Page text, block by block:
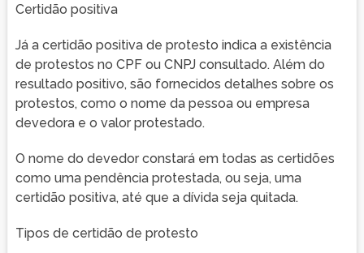
Certidão positiva
Já a certidão positiva de protesto indica a existência
de protestos no CPF ou CNPJ consultado. Além do
resultado positivo, são fornecidos detalhes sobre os
protestos, como o nome da pessoa ou empresa
devedora e o valor protestado.
O nome do devedor constará em todas as certidões
como uma pendência protestada, ou seja, uma
certidão positiva, até que a dívida seja quitada.
Tipos de certidão de protesto